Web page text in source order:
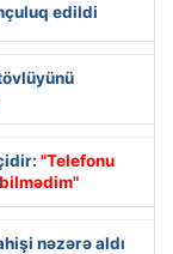
edildi
"Telefonu
nəzərə aldı